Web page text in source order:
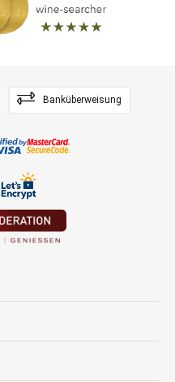
Banküberweisung